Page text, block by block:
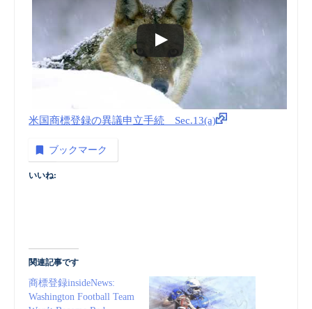
米国商標登録の異議申立手続 Sec.13(a)
ブックマーク
いいね:
関連記事です
商標登録insideNews:
Washington Football Team